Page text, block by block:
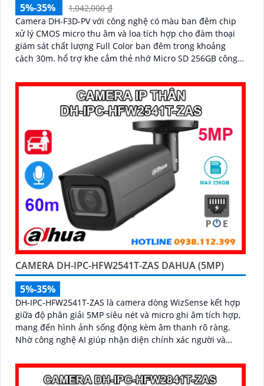
5%-35%
1,042,000 ₫
Camera DH-F3D-PV với công nghệ có màu ban đêm chip
xử lý CMOS micro thu âm và loa tích hợp cho đàm thoại
giám sát chất lượng Full Color ban đêm trong khoảng
cách 30m. hổ trợ khe cắm thẻ nhớ Micro SD 256GB công
CAMERA DH-IPC-HFW2541T-ZAS DAHUA (5MP)
5%-35%
DH-IPC-HFW2541T-ZAS là camera dòng WizSense kết hợp
giữa độ phân giải 5MP siêu nét và micro ghi âm tích hợp,
mang đến hình ảnh sống động kèm âm thanh rõ ràng.
Nhờ công nghệ AI giúp nhận diện chính xác người và
ninh